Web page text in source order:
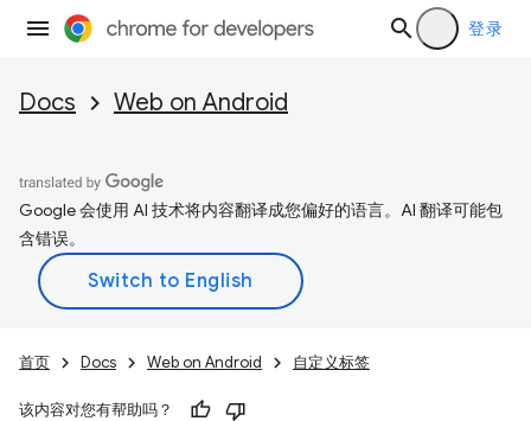
登录
Docs Web on Android
Google 会使用 AI 技术将内容翻译成您偏好的语言。AI 翻译可能包
含错误。
首页 Docs Web on Android 自定义标签
该内容对您有帮助吗？